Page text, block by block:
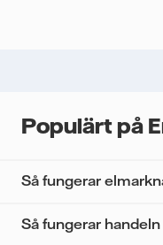
Populärt på
Så fungerar
Så fungerar